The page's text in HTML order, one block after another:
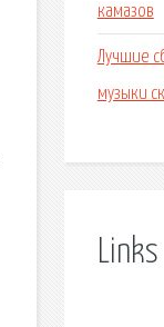
камазов
Лучшие
музыки
Links